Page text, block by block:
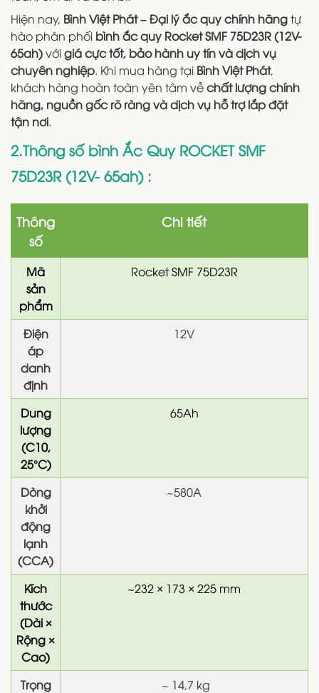
Hiện nay, Bình Việt Phát – Đại lý ắc quy chính hãngtự
hào phân phối bình ắc quy Rocket SMF 75D23R (12V-
65ah)vớigiá cực tốt, bảo hành uy tín và dịch vụ
chuyên nghiệp. Khi mua hàng tại Bình Việt Phát,
khách hàng hoàn toàn yên tâm vềchất lượng chính
hãng, nguồn gốc rõ ràng và dịch vụ hỗ trợ lắp đặt
tận nơi.
2.Thông số bình Ắc Quy ROCKET SMF
75D23R (12V- 65ah) :
Thông
số
Chi tiết
Mã
sản
phẩm
Rocket SMF 75D23R
Điện
áp
danh
định
12V
Dung
lượng
(C10,
25°C)
65Ah
Dòng
khởi
động
lạnh
(CCA)
~580A
Kích
thước
(Dài ×
Rộng ×
Cao)
~232 × 173 × 225 mm
Trọng
~ 14,7 kg